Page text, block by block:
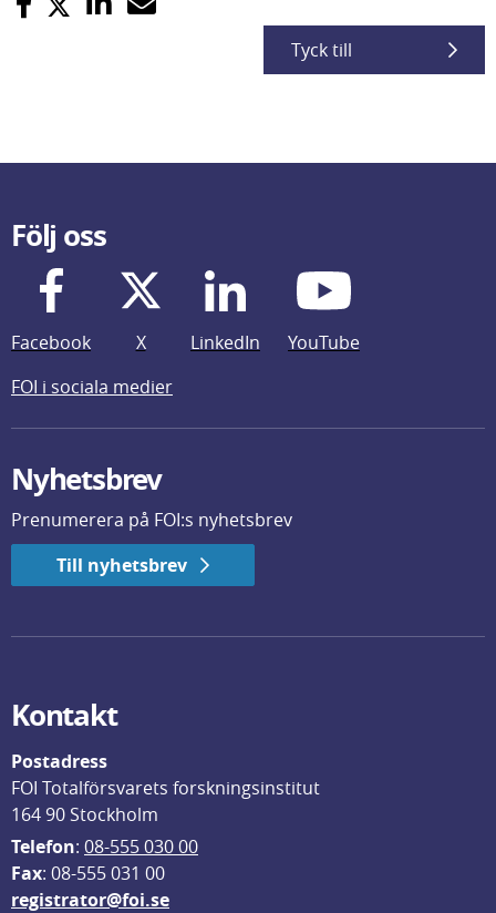
Tyck till
Följ oss
Facebook X LinkedIn
YouTube
FOI i sociala medier
Nyhetsbrev
Prenumerera på FOI:s nyhetsbrev
Till nyhetsbrev
Kontakt
Postadress
FOI Totalförsvarets forskningsinstitut
164 90 Stockholm
Telefon: 08-555 030 00
Fax: 08-555 031 00
registrator@foi.se